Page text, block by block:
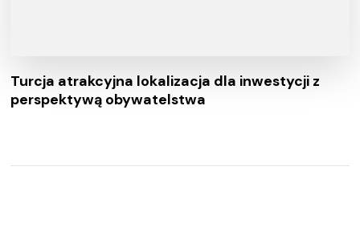
Turcja atrakcyjna lokalizacja dla inwestycji z
perspektywą obywatelstwa